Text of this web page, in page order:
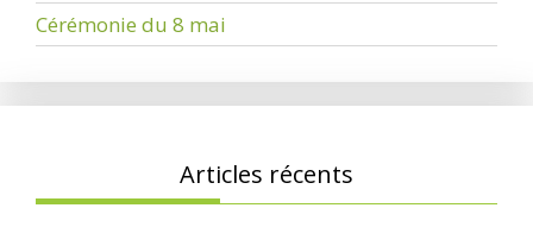
Cérémonie du 8 mai
Articles récents